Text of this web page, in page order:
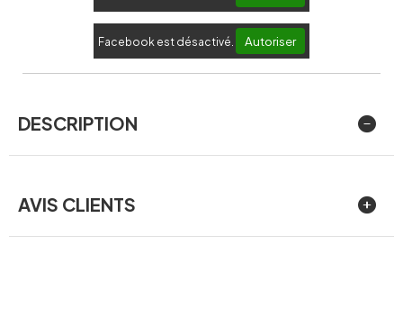
Facebook est désactivé. Autoriser
DESCRIPTION
AVIS CLIENTS